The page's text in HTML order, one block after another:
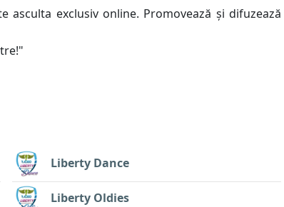
exclusiv online. Promovează și difuzează
"
Liberty Dance
Liberty Oldies